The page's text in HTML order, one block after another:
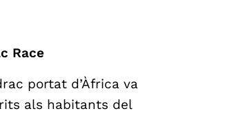
Race
portat d’Àfrica va
als habitants del